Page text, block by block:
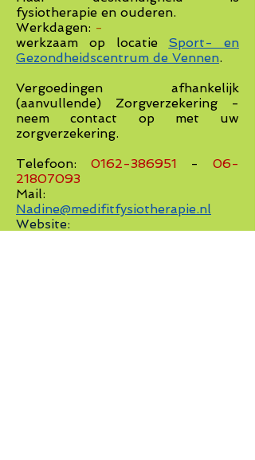
fysiotherapie en ouderen.
Werkdagen: -
werkzaam op locatie Sport- en
Gezondheidscentrum de Vennen.
Vergoedingen afhankelijk
(aanvullende) Zorgverzekering -
neem contact op met uw
zorgverzekering.
Telefoon: 0162-386951 -
06-
21807093
Mail:
Nadine@medifitfysiotherapie.nl
Website: